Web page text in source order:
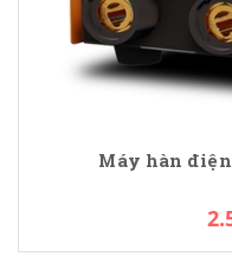
Máy hàn